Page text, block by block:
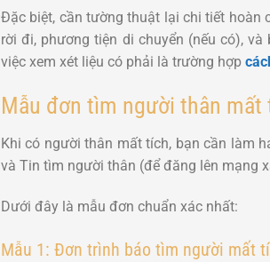
Đặc biệt, cần tường thuật lại chi tiết hoàn
rời đi, phương tiện di chuyển (nếu có),
việc xem xét liệu có phải là trường hợp
Mẫu đơn tìm người thân mất
Khi có người thân mất tích, bạn cần làm
và Tin tìm người thân (để đăng lên mạng
Dưới đây là mẫu đơn chuẩn xác nhất:
Mẫu 1: Đơn trình báo tìm người mất